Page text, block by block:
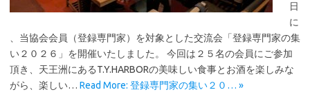
日
に
、当協会会員（登録専門家）を対象とした交流会「登録専門家の集
い２０２６」を開催いたしました。 今回は２５名の会員にご参加
頂き、天王洲にあるT.Y.HARBORの美味しい食事とお酒を楽しみな
がら、楽しい… Read More: 登録専門家の集い２０… »